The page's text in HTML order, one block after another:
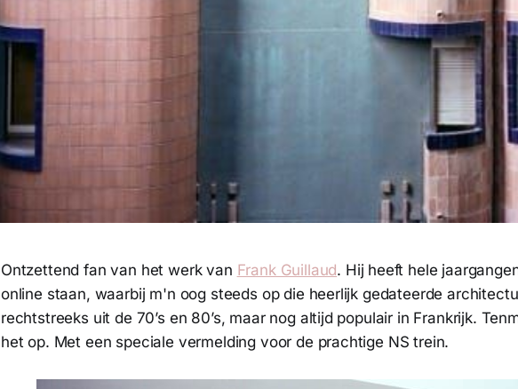
Ontzettend fan van het werk van Frank Guillaud. Hij heeft hele
online staan, waarbij m'n oog steeds op die heerlijk gedateerde
rechtstreeks uit de 70’s en 80’s, maar nog altijd populair in Frankrijk.
het op. Met een speciale vermelding voor de prachtige NS trein.